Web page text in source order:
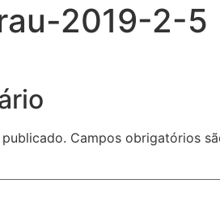
2019-2-5
Campos obrigatórios